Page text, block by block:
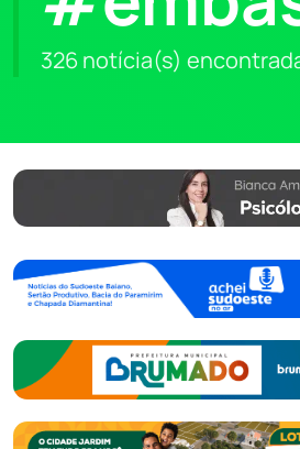
326 notícia(s)